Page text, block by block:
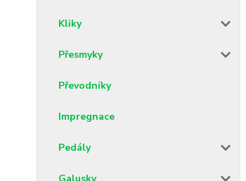
Kliky
Přesmyky
Převodníky
Impregnace
Pedály